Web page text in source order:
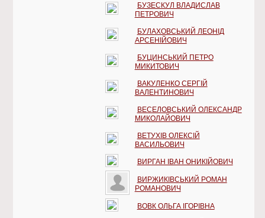
БУЗЕСКУЛ ВЛАДИСЛАВ
ПЕТРОВИЧ
БУЛАХОВСЬКИЙ ЛЕОНІД
АРСЕНІЙОВИЧ
БУЦИНСЬКИЙ ПЕТРО
МИКИТОВИЧ
ВАКУЛЕНКО СЕРГІЙ
ВАЛЕНТИНОВИЧ
ВЕСЕЛОВСЬКИЙ ОЛЕКСАНДР
МИКОЛАЙОВИЧ
ВЕТУХІВ ОЛЕКСІЙ
ВАСИЛЬОВИЧ
ВИРГАН ІВАН ОНИКІЙОВИЧ
ВИРЖИКІВСЬКИЙ РОМАН
РОМАНОВИЧ
ВОВК ОЛЬГА ІГОРІВНА